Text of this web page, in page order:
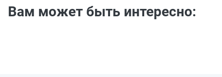
Вам может быть интересно: